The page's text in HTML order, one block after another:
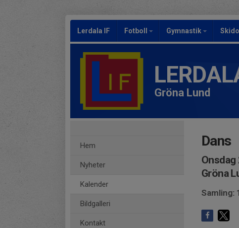
Lerdala IF Fotboll Gymnastik
Gröna Lund
Hem
Nyheter
Kalender
Bildgalleri
Kontakt
Dans
Onsdag
Gröna
Samling: